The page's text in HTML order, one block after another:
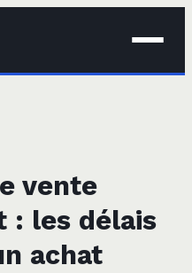
vente
: les délais
achat